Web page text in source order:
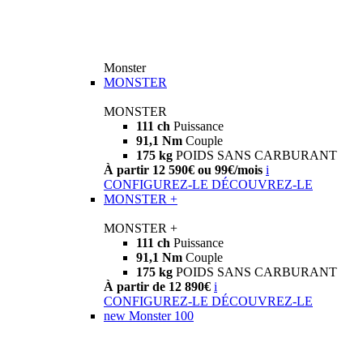
Monster
MONSTER
MONSTER
111 ch Puissance
91,1 Nm Couple
175 kg POIDS SANS CARBURANT
À partir 12 590€ ou 99€/mois i
CONFIGUREZ-LE DÉCOUVREZ-LE
MONSTER +
MONSTER +
111 ch Puissance
91,1 Nm Couple
175 kg POIDS SANS CARBURANT
À partir de 12 890€ i
CONFIGUREZ-LE DÉCOUVREZ-LE
new Monster 100